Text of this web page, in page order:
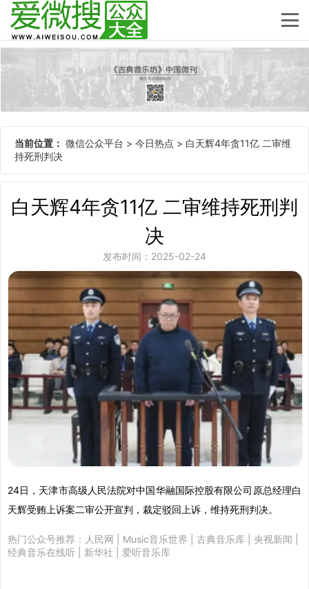
当前位置： 微信公众平台 > 今日热点 > 白天辉4年贪11亿 二审维
持死刑判决
白天辉4年贪11亿 二审维持死刑判
决
发布时间：2025-02-24
24日，天津市高级人民法院对中国华融国际控股有限公司原总经理白
天辉受贿上诉案二审公开宣判，裁定驳回上诉，维持死刑判决。
热门公众号推荐： 人民网 Music音乐世界 古典音乐库 央视新闻
经典音乐在线听
新华社 爱听音乐库